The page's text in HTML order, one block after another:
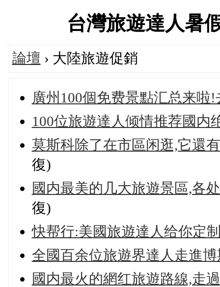
台灣旅遊達人暑
論壇 › 大陸旅遊促銷
廣州100個免费景點汇总来啦
100位旅遊達人倾情推荐國内
莫斯科除了在市區闲逛,它還
復)
國内最美的几大旅遊景區,各
復)
快帮行:美國旅遊達人给你定
全國百余位旅遊界達人走進
國内最火的網红旅遊路線,走